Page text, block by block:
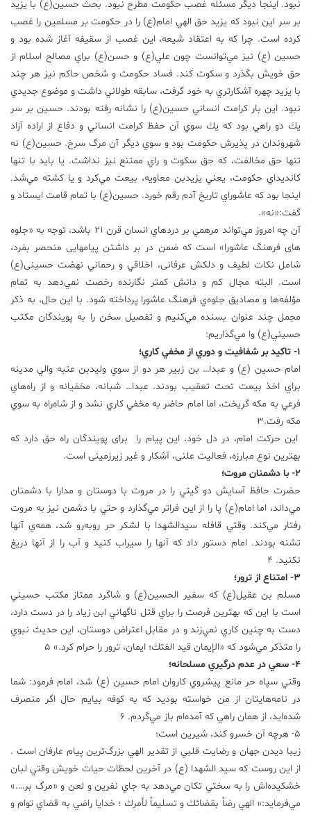
نبود. اينجا ديگر مسئله غصب حكومت مطرح نبود. بحث حسين(ع) با يزيد
بر سر اين نبود كه يزيد حق الهي امام(ع) را در حكومت بر مسلمين را غصب
كرده است. چرا كه به اعتقاد شيعه، اين غصب از سقيفه آغاز شده بود و
حسين (ع) نيز مي‌توانست چون علي(ع) و حسن(ع) براي مصالح اسلام از
حق خويش بگذرد و سكوت كند. فساد حكومت و شخص حاكم نيز هر چند
با يزيد چهره آشكارتري به خود گرفت، سابقه طولاني داشت و موضوع جديدي
نبود. اين بار كرامت انساني حسين(ع) را نشانه رفته بودند. حسين بر سر
يك دو راهي بود كه يك سوي آن حفظ كرامت انساني و دفاع از اراده آزاد
شهروندان در پذيرش حكومت بود و سوي ديگر آن مرگ سرخ. حسين(ع) نه
تنها حق مخالفت، كه حق سكوت و راي ممتنع نيز نداشت. يا بايد با تنها
كانديداي حكومت، يعني يزيدبن معاويه، بيعت مي‌كرد و يا كشته مي‌شد.
اينجا بود كه عاشوراي تاريخ آدم رقم خورد. حسين(ع) با تمام قامت ايستاد و
گفت:«نه».
آن چه امروز مي‌تواند مرهمي بر دردهاي انسان قرن 21 باشد، توجه به «جلوه
های فرهنگ عاشورا» است كه ضمن در بر داشتن پیامهایی منحصر بفرد،
شامل نكات لطيف و دلكش عرفانی، اخلاقي و رحماني نهضت حسينی(ع)
است. البته مجال كم و دانش كمتر نگارنده رخصت نمي‌دهد به تمام
مؤلفه‌ها و مصاديق جلوه‌ي فرهنگ عاشورا پرداخته شود. با اين حال، به ذكر
مجمل چند عنوان بسنده مي‌كنيم و تفصيل سخن را به پویندگان مكتب
حسيني(ع) وا مي‌گذاريم:
1- تاكيد بر شفافيت و دوري از مخفي كاري؛
امام حسين (ع) و عبدا… بن زبير هر دو از سوي وليدبن عتبه والي مدينه
براي اخذ بيعت تحت تعقيب بودند. عبدا… شبانه، مخفيانه و از راه‌هاي
فرعي به مكه گريخت، اما امام حاضر به مخفي كاري نشد و از شاه‌راه به سوي
مكه رفت.3
این حرکت امام، در دل خود، این پیام را برای پویندگان راه حق دارد که
بهترین نوع مبارزه، فعالیت علنی، آشکار و غیر زیرزمینی است.
2- با دشمنان مروت؛
حضرت حافظ آسايش دو گيتي را در مروت با دوستان و مدارا با دشمنان
مي‌داند، اما امام(ع) پا را از اين فراتر مي‌گذارد و حتي با دشمن نيز به مروت
رفتار مي‌كند. وقتي قافله سيدالشهدا با لشكر حر روبه‌رو شد، همه‌ي آنها
تشنه بودند. امام دستور داد كه آنها را سيراب كنيد و آب را از آنها دريغ
نكنيد. 4
3- امتناع از ترور؛
مسلم بن عقيل(ع) که سفیر الحسین(ع) و شاگرد ممتاز مكتب حسيني
است با اين كه بهترين فرصت را براي قتل ناگهاني ابن زياد را در دست دارد،
دست به چنين كاري نمي‌زند و در مقابل اعتراض دوستان، اين حديث نبوي
را متذكر مي‌شود كه «الإيمان قيد الفتك؛ ايمان، ترور را حرام كرد.» 5
4- سعي در عدم درگيري مسلحانه؛
وقتي سپاه حر مانع پيشروي كاروان امام حسين (ع) شد، امام فرمود: شما
در نامه‌هايتان از من خواسته بوديد كه به كوفه بيايم حال اگر منصرف
شده‌ايد، از همان راهي كه آمده‌ام باز مي‌گردم. 6
5- هرچه آن خسرو كند، شيرين است؛
زيبا ديدن جهان و رضايت قلبي از تقدير الهي بزرگ‌ترين پيام عارفان است .
از اين روست كه سید الشهدا (ع) در آخرين لحظات حيات خويش وقتي لبان
خشكيده‌اش را به سختي تكان مي‌دهد به جاي نفرين و لعن و «مرگ بر….»
مي‌فرمايد:« الهي رضاً بقضائك و تسليماً لأمرك ؛ خدايا راضي به قضاي تو‌ام و